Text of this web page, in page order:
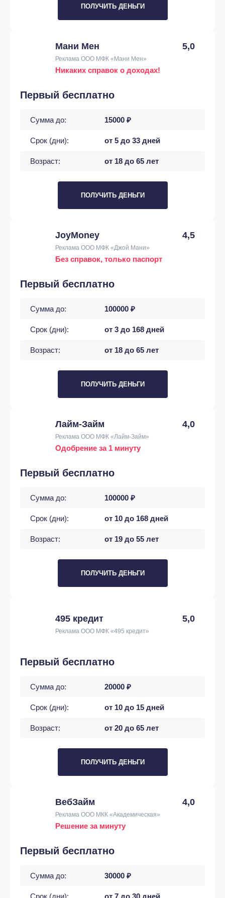
ПОЛУЧИТЬ ДЕНЬГИ
Мани Мен 5,0
Реклама ООО МФК «Мани Мен»
Никаких справок о доходах!
Первый бесплатно
Сумма до: 15000 ₽
Срок (дни): от 5 до 33 дней
Возраст: от 18 до 65 лет
ПОЛУЧИТЬ ДЕНЬГИ
JoyMoney 4,5
Реклама ООО МФК «Джой Мани»
Без справок, только паспорт
Первый бесплатно
Сумма до: 100000 ₽
Срок (дни): от 3 до 168 дней
Возраст: от 18 до 65 лет
ПОЛУЧИТЬ ДЕНЬГИ
Лайм-Займ 4,0
Реклама ООО МФК «Лайм-Займ»
Одобрение за 1 минуту
Первый бесплатно
Сумма до: 100000 ₽
Срок (дни): от 10 до 168 дней
Возраст: от 19 до 55 лет
ПОЛУЧИТЬ ДЕНЬГИ
495 кредит 5,0
Реклама ООО МФК «495 кредит»
Первый бесплатно
Сумма до: 20000 ₽
Срок (дни): от 10 до 15 дней
Возраст: от 20 до 65 лет
ПОЛУЧИТЬ ДЕНЬГИ
ВебЗайм 4,0
Реклама ООО МКК «Академическая»
Решение за минуту
Первый бесплатно
Сумма до: 30000 ₽
Срок (дни): от 7 до 30 дней